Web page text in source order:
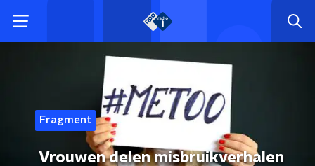
Fragment
Vrouwen delen misbruikverhalen